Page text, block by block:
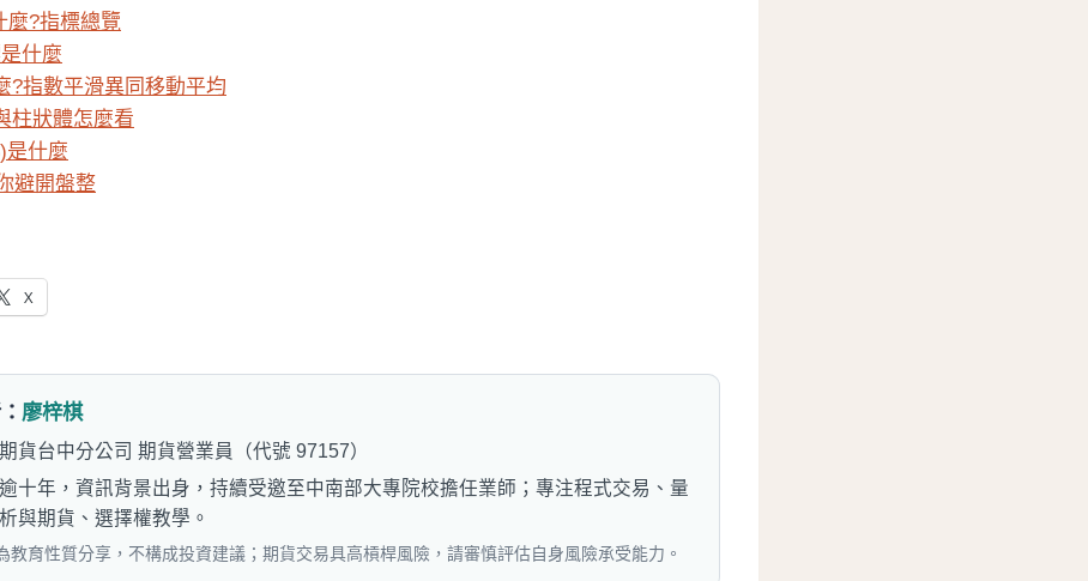
麼?指標總覽
什麼
?指數平滑異同移動平均
柱狀體怎麼看
是什麼
避開盤整
X
廖梓棋
貨台中分公司 期貨營業員（代號 97157）
十年，資訊背景出身，持續受邀至中南部大專院校擔任業師；專注程式交易、量
與期貨、選擇權教學。
教育性質分享，不構成投資建議；期貨交易具高槓桿風險，請審慎評估自身風險承受能力。